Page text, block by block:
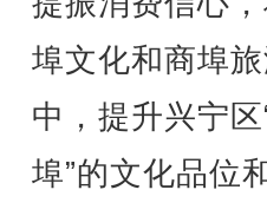
埠文化和商埠
中，提升兴宁
埠”的文化品位